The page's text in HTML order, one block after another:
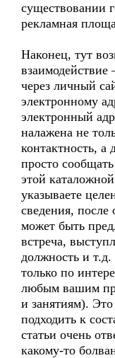
существовании
рекламная
Наконец, тут
через личный
электронному
электронный
налажена не
контактность, а
просто
этой
указываете
сведения,
может быть
встреча,
должность и т.д.
только по
любым вашим
и занятиям).
подходить к
статьи очень
какому-то